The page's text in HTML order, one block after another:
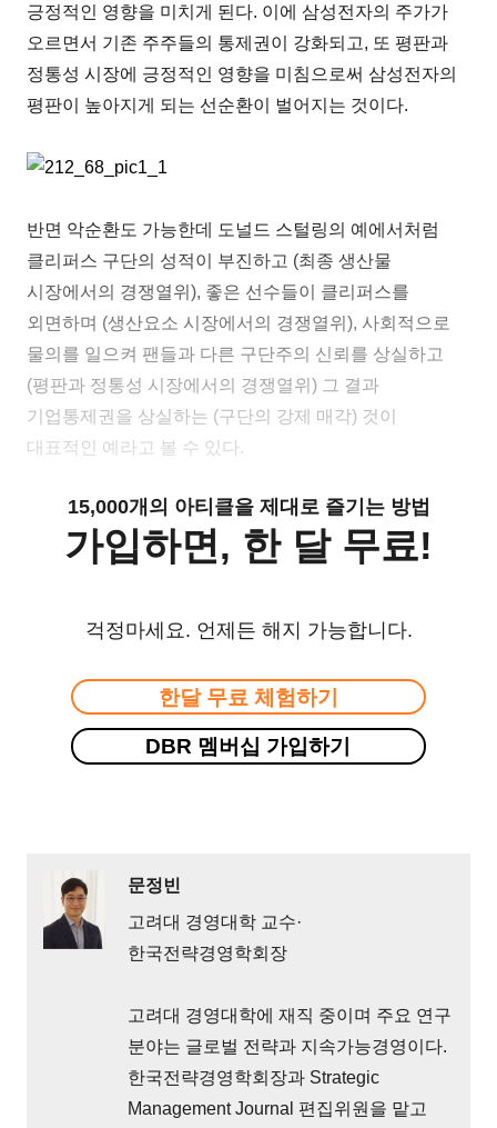
긍정적인 영향을 미치게 된다. 이에 삼성전자의 주가가
오르면서 기존 주주들의 통제권이 강화되고, 또 평판과
정통성 시장에 긍정적인 영향을 미침으로써 삼성전자의
평판이 높아지게 되는 선순환이 벌어지는 것이다.
반면 악순환도 가능한데 도널드 스털링의 예에서처럼
클리퍼스 구단의 성적이 부진하고 (최종 생산물
시장에서의 경쟁열위), 좋은 선수들이 클리퍼스를
외면하며 (생산요소 시장에서의 경쟁열위), 사회적으로
물의를 일으켜 팬들과 다른 구단주의 신뢰를 상실하고
(평판과 정통성 시장에서의 경쟁열위) 그 결과
기업통제권을 상실하는 (구단의 강제 매각) 것이
대표적인 예라고 볼 수 있다.
15,000개의 아티클을 제대로 즐기는 방법
가입하면, 한 달 무료!
걱정마세요. 언제든 해지 가능합니다.
한달 무료 체험하기
DBR 멤버십 가입하기
문정빈
고려대 경영대학 교수·
한국전략경영학회장
고려대 경영대학에 재직 중이며 주요 연구
분야는 글로벌 전략과 지속가능경영이다.
한국전략경영학회장과 Strategic
Management Journal 편집위원을 맡고